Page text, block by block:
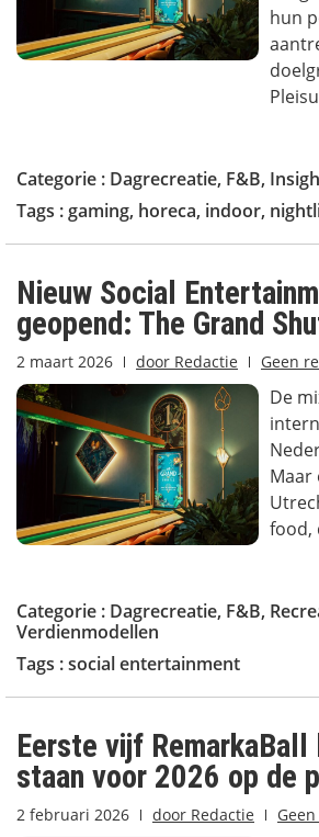
hun
Categorie : Dagrecreatie, F&B,
Tags :gaming, horeca, indoor,
Nieuw Social
geopend: The Grand
2 maart 2026 door Redactie Geen
De
Maar
food,
Categorie : Dagrecreatie, F&B,
Verdienmodellen
Tags :social entertainment
Eerste vijf
staan voor 2026 op de
2 februari 2026 door Redactie